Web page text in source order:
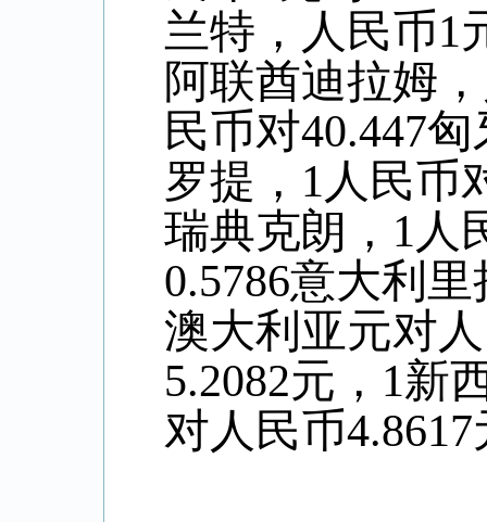
兰特，人民币1
阿联酋迪拉姆
民币对40.447
罗提，1人民币
瑞典克朗，1人
0.5786意大利
澳大利亚元对
5.2082元，1新
对人民币4.8617